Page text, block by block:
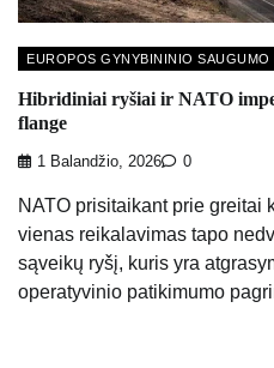
EUROPOS GYNYBININIO
Hibridiniai ryšiai ir NATO
flange
1 Balandžio, 2026 0
NATO prisitaikant prie greitai
vienas reikalavimas tapo
sąveikų ryšį, kuris yra
operatyvinio patikimumo